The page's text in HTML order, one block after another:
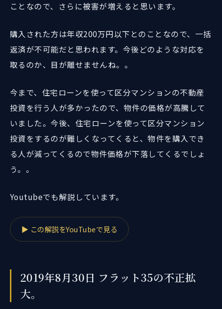
ことなので、さらに被害が増えると思います。
購入された方は年収200万円以下とのことなので、一括
返済が不可能だと思われます。今後どのような対応を
取るのか、目が離せませんね。。
今まで、住宅ローンを使って区分マンションの不動産
投資を行う人が多かったので、物件の価格が高騰して
いました。今後、住宅ローンを使って区分マンション
投資をするのが難しくなってくると、物件を購入でき
る人が減ってくるので物件価格が下落してくるでしょ
う。。
Youtubeでも解説しています。
▶ この解説をYouTubeで見る
2019年8月30日 フラット35の不正拡
大。